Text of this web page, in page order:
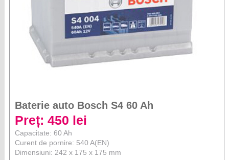
Baterie auto Bosch S4 60 Ah
Preț: 450 lei
Capacitate: 60 Ah
Curent de pornire: 540 A(EN)
Dimensiuni: 242 x 175 x 175 mm